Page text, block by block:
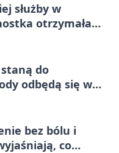
służby w
otrzymała
do
odbędą się w
bez bólu i
co